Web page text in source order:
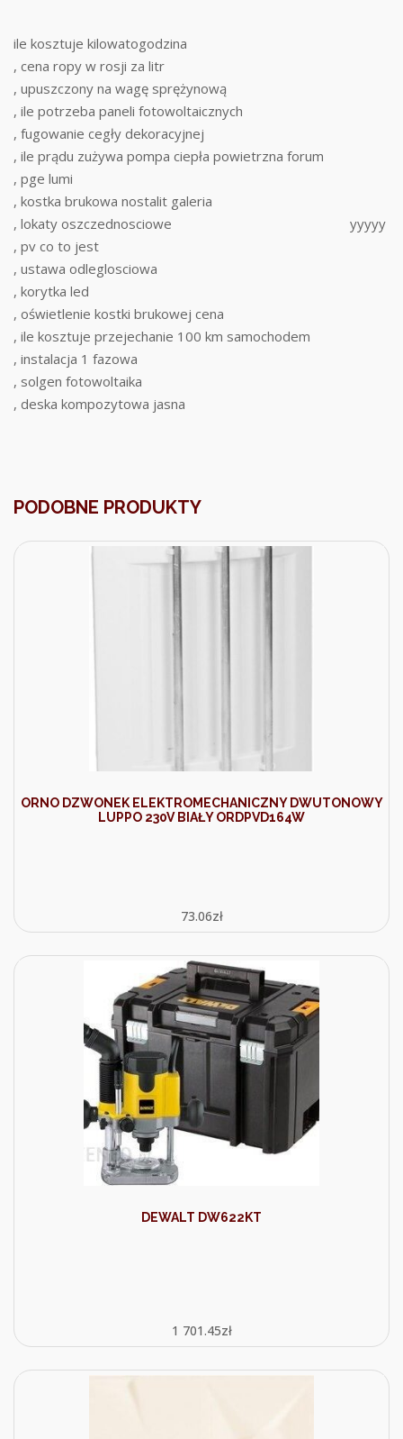
ile kosztuje kilowatogodzina
, cena ropy w rosji za litr
, upuszczony na wagę sprężynową
, ile potrzeba paneli fotowoltaicznych
, fugowanie cegły dekoracyjnej
, ile prądu zużywa pompa ciepła powietrzna forum
, pge lumi
, kostka brukowa nostalit galeria
, lokaty oszczednosciowe
, pv co to jest
, ustawa odleglosciowa
, korytka led
, oświetlenie kostki brukowej cena
, ile kosztuje przejechanie 100 km samochodem
, instalacja 1 fazowa
, solgen fotowoltaika
, deska kompozytowa jasna
yyyyy
PODOBNE PRODUKTY
ORNO DZWONEK ELEKTROMECHANICZNY DWUTONOWY
LUPPO 230V BIAŁY ORDPVD164W
73.06zł
DEWALT DW622KT
1 701.45zł